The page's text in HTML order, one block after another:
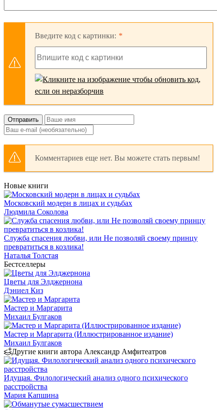
Введите код с картинки:
Отправить
Комментариев еще нет. Вы можете стать первым!
Новые книги
Московский модерн в лицах и судьбах
Людмила Соколова
Служба спасения любви, или Не позволяй своему принцу
превратиться в козлика!
Наталья Толстая
Бестселлеры
Цветы для Элджернона
Дэниел Киз
Мастер и Маргарита
Михаил Булгаков
Мастер и Маргарита (Иллюстрированное издание)
Михаил Булгаков
Другие книги автора Александр Амфитеатров
Идущая. Филологический анализ одного психического
расстройства
Мария Капшина